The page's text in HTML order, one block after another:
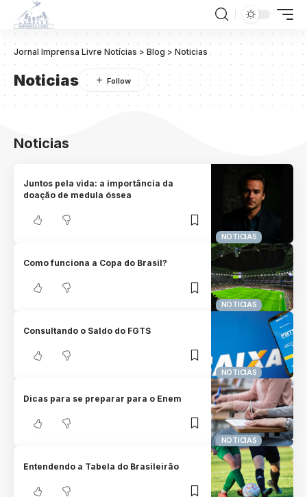
Jornal Imprensa Livre Notícias> Blog > Noticias
Noticias
Noticias
NOTICIAS
Juntos pela vida: a importância da
doação de medula óssea
NOTICIAS
Como funciona a Copa do Brasil?
NOTICIAS
Consultando o Saldo do FGTS
NOTICIAS
Dicas para se preparar para o Enem
Entendendo a Tabela do Brasileirão